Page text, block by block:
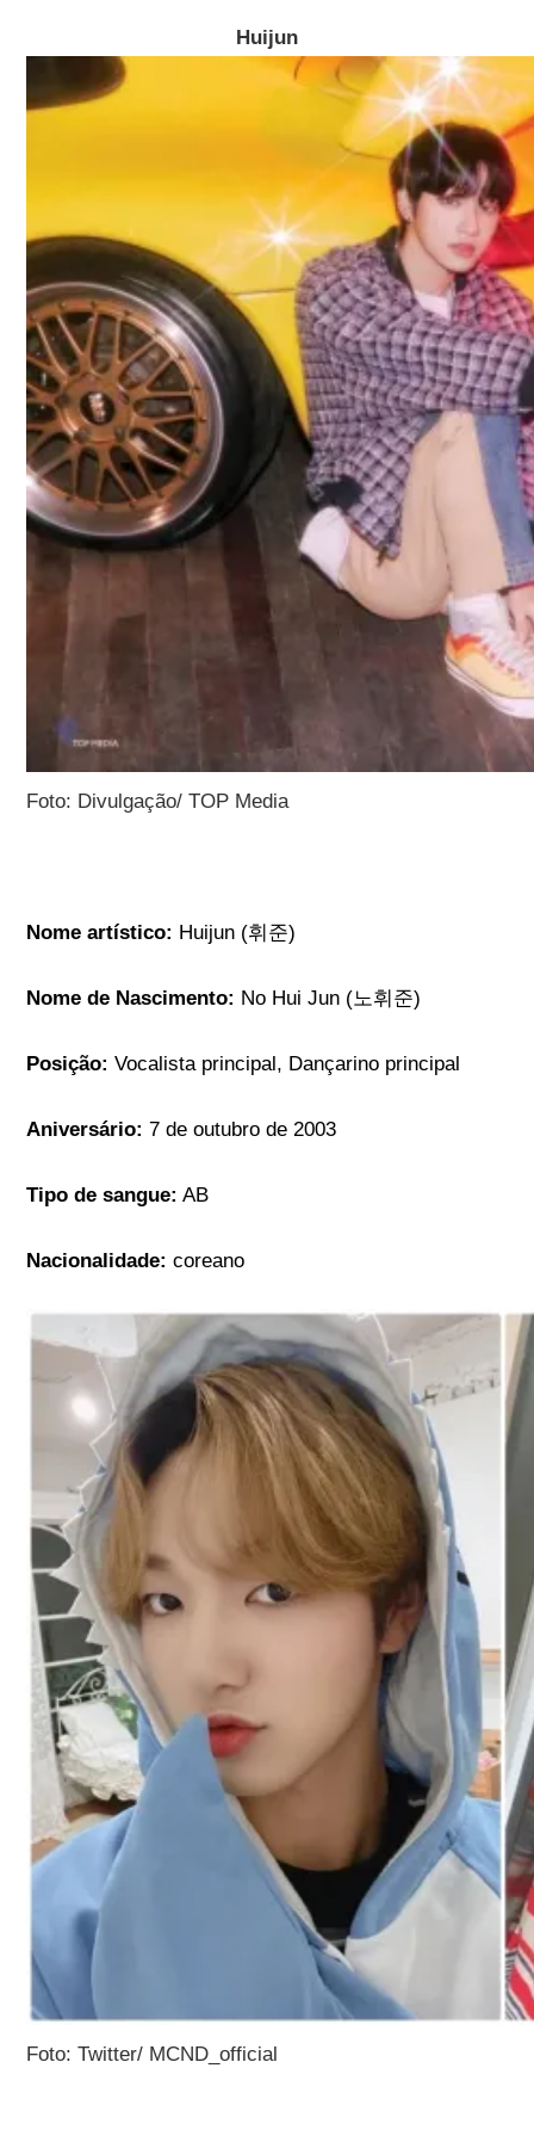
Huijun
Foto: Divulgação/ TOP Media
Nome artístico: Huijun (휘준)
Nome de Nascimento: No Hui Jun (노휘준)
Posição: Vocalista principal, Dançarino principal
Aniversário: 7 de outubro de 2003
Tipo de sangue: AB
Nacionalidade: coreano
Foto: Twitter/ MCND_official